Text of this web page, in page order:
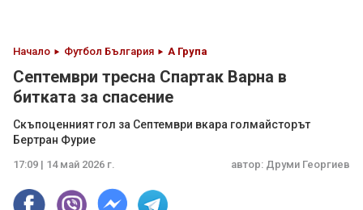
Начало Футбол България А Група
Септември тресна Спартак Варна в
битката за спасение
Скъпоценният гол за Септември вкара голмайсторът
Бертран Фурие
17:09 | 14 май 2026 г. автор: Друми Георгиев